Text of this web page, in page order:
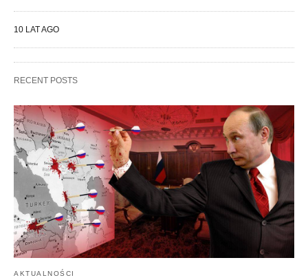
10 LAT AGO
RECENT POSTS
AKTUALNOŚCI